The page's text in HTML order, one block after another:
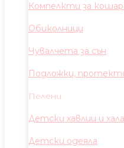
Компелкти за
Обиколници
Чувалчета за сън
Подложки,
Пелени
Детски хавлии и
Детски одеяла